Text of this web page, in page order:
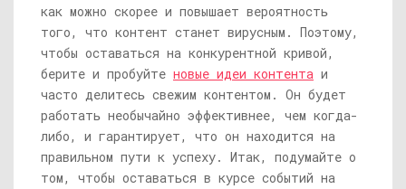
как можно скорее и повышает вероятность
того, что контент станет вирусным. Поэтому,
чтобы оставаться на конкурентной кривой,
берите и пробуйте новые идеи контента и
часто делитесь свежим контентом. Он будет
работать необычайно эффективнее, чем когда-
либо, и гарантирует, что он находится на
правильном пути к успеху. Итак, подумайте о
том, чтобы оставаться в курсе событий на